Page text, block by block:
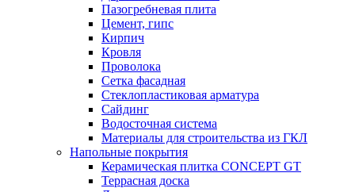
Пазогребневая плита
Цемент, гипс
Кирпич
Кровля
Проволока
Сетка фасадная
Стеклопластиковая арматура
Сайдинг
Водосточная система
Материалы для строительства из ГКЛ
Напольные покрытия
Керамическая плитка CONCEPT GT
Террасная доска